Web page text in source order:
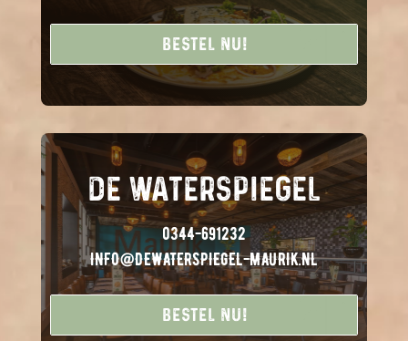
Bestel nu!
Bestel nu!
DE WATERSPIEGEL
0344-691232
INFO@DEWATERSPIEGEL-MAURIK.NL
Bestel nu!
Bestel nu!